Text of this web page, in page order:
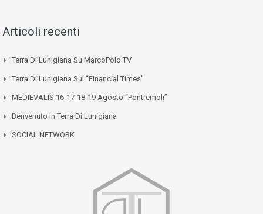
Articoli recenti
Terra Di Lunigiana Su MarcoPolo TV
Terra Di Lunigiana Sul “Financial Times”
MEDIEVALIS 16-17-18-19 Agosto “Pontremoli”
Benvenuto In Terra Di Lunigiana
SOCIAL NETWORK